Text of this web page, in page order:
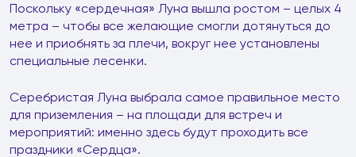
Поскольку «сердечная» Луна вышла ростом – целых 4
метра – чтобы все желающие смогли дотянуться до
нее и приобнять за плечи, вокруг нее установлены
специальные лесенки.
Серебристая Луна выбрала самое правильное место
для приземления – на площади для встреч и
мероприятий: именно здесь будут проходить все
праздники «Сердца».